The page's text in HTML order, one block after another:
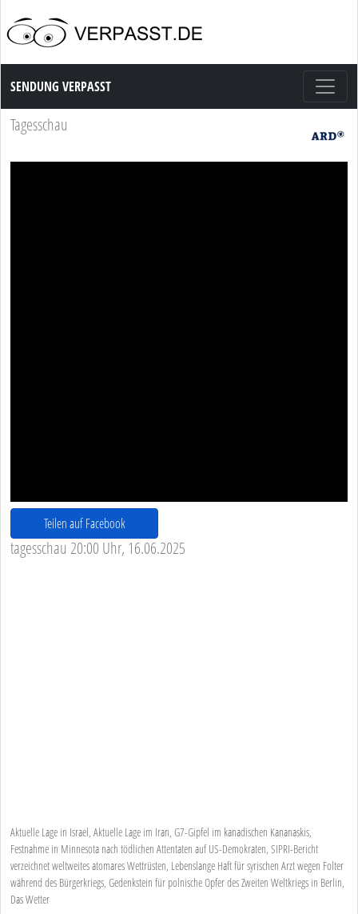
Sendung Verpasst
SENDUNG VERPASST
Tagesschau
Teilen auf Facebook
tagesschau 20:00 Uhr, 16.06.2025
Aktuelle Lage in Israel, Aktuelle Lage im Iran, G7-Gipfel im kanadischen Kananaskis,
Festnahme in Minnesota nach tödlichen Attentaten auf US-Demokraten, SIPRI-Bericht
verzeichnet weltweites atomares Wettrüsten, Lebenslange Haft für syrischen Arzt wegen Folter
während des Bürgerkriegs, Gedenkstein für polnische Opfer des Zweiten Weltkriegs in Berlin,
Das Wetter